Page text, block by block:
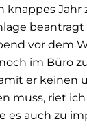
knappes Jahr
vor dem
im Büro
er keinen
muss, riet
es auch zu